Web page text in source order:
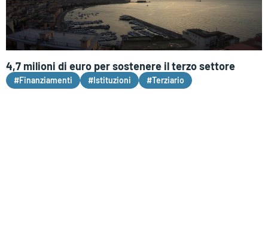
4,7 milioni di euro per sostenere il terzo settore
#Finanziamenti #Istituzioni #Terziario